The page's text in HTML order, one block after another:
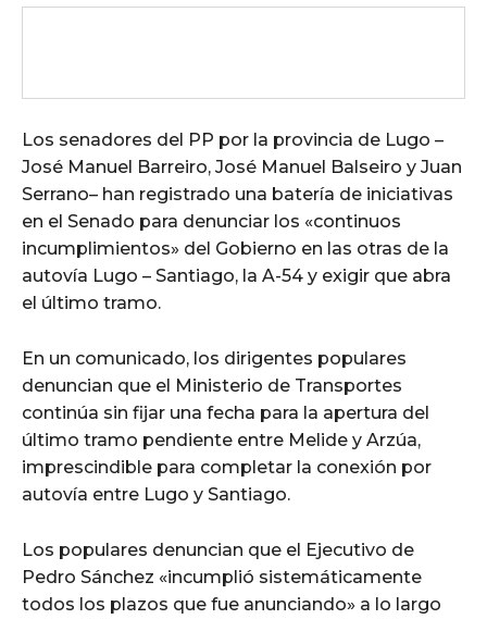
Los senadores del PP por la provincia de Lugo –
José Manuel Barreiro, José Manuel Balseiro y Juan
Serrano– han registrado una batería de iniciativas
en el Senado para denunciar los «continuos
incumplimientos» del Gobierno en las otras de la
autovía Lugo – Santiago, la A-54 y exigir que abra
el último tramo.
En un comunicado, los dirigentes populares
denuncian que el Ministerio de Transportes
continúa sin fijar una fecha para la apertura del
último tramo pendiente entre Melide y Arzúa,
imprescindible para completar la conexión por
autovía entre Lugo y Santiago.
Los populares denuncian que el Ejecutivo de
Pedro Sánchez «incumplió sistemáticamente
todos los plazos que fue anunciando» a lo largo